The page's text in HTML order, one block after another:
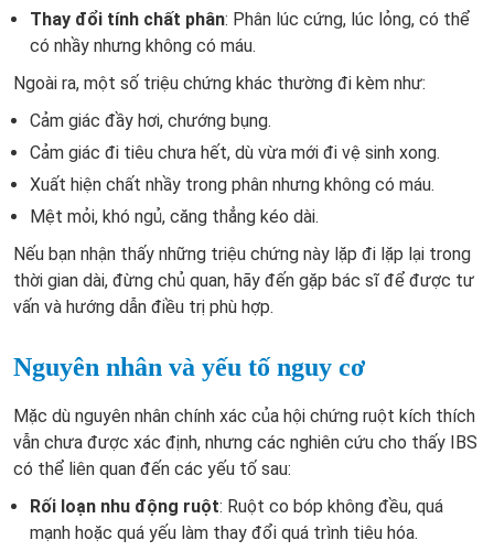
Thay đổi tính chất phân: Phân lúc cứng, lúc lỏng, có thể
có nhầy nhưng không có máu.
Ngoài ra, một số triệu chứng khác thường đi kèm như:
Cảm giác đầy hơi, chướng bụng.
Cảm giác đi tiêu chưa hết, dù vừa mới đi vệ sinh xong.
Xuất hiện chất nhầy trong phân nhưng không có máu.
Mệt mỏi, khó ngủ, căng thẳng kéo dài.
Nếu bạn nhận thấy những triệu chứng này lặp đi lặp lại trong
thời gian dài, đừng chủ quan, hãy đến gặp bác sĩ để được tư
vấn và hướng dẫn điều trị phù hợp.
Nguyên nhân và yếu tố nguy cơ
Mặc dù nguyên nhân chính xác của hội chứng ruột kích thích
vẫn chưa được xác định, nhưng các nghiên cứu cho thấy IBS
có thể liên quan đến các yếu tố sau:
Rối loạn nhu động ruột: Ruột co bóp không đều, quá
mạnh hoặc quá yếu làm thay đổi quá trình tiêu hóa.